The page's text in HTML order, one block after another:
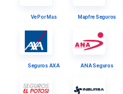
Ve Por Mas Mapfre Seguros
Seguros AXA ANA Seguros